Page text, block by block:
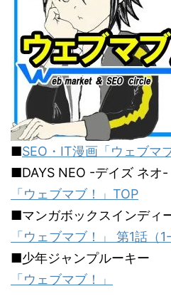
■SEO・IT漫画「ウェブマ
■DAYS NEO -デイズ ネオ-
「ウェブマブ！」TOP
■マンガボックスインディ
「ウェブマブ！」 第1話（1-
■少年ジャンプルーキー
「ウェブマブ！」